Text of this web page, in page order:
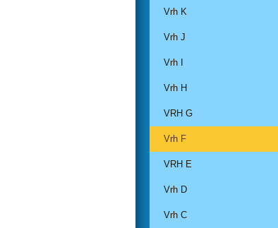
Vrh K
Vrh J
Vrh I
Vrh H
VRH G
Vrh F
VRH E
Vrh D
Vrh C